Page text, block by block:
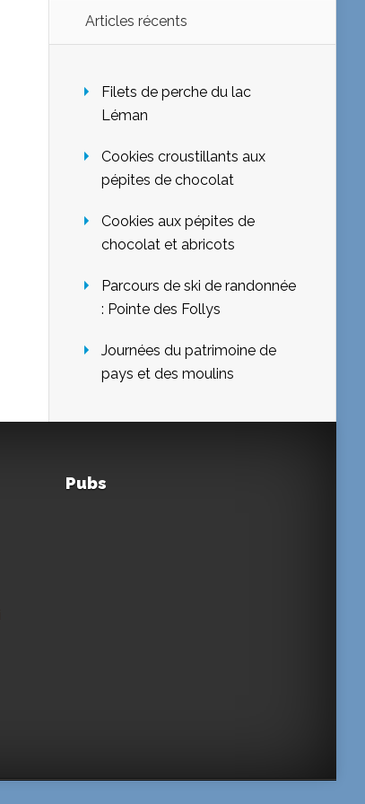
Articles récents
Filets de perche du lac
Léman
Cookies croustillants aux
pépites de chocolat
Cookies aux pépites de
chocolat et abricots
Parcours de ski de randonnée
: Pointe des Follys
Journées du patrimoine de
pays et des moulins
Pubs